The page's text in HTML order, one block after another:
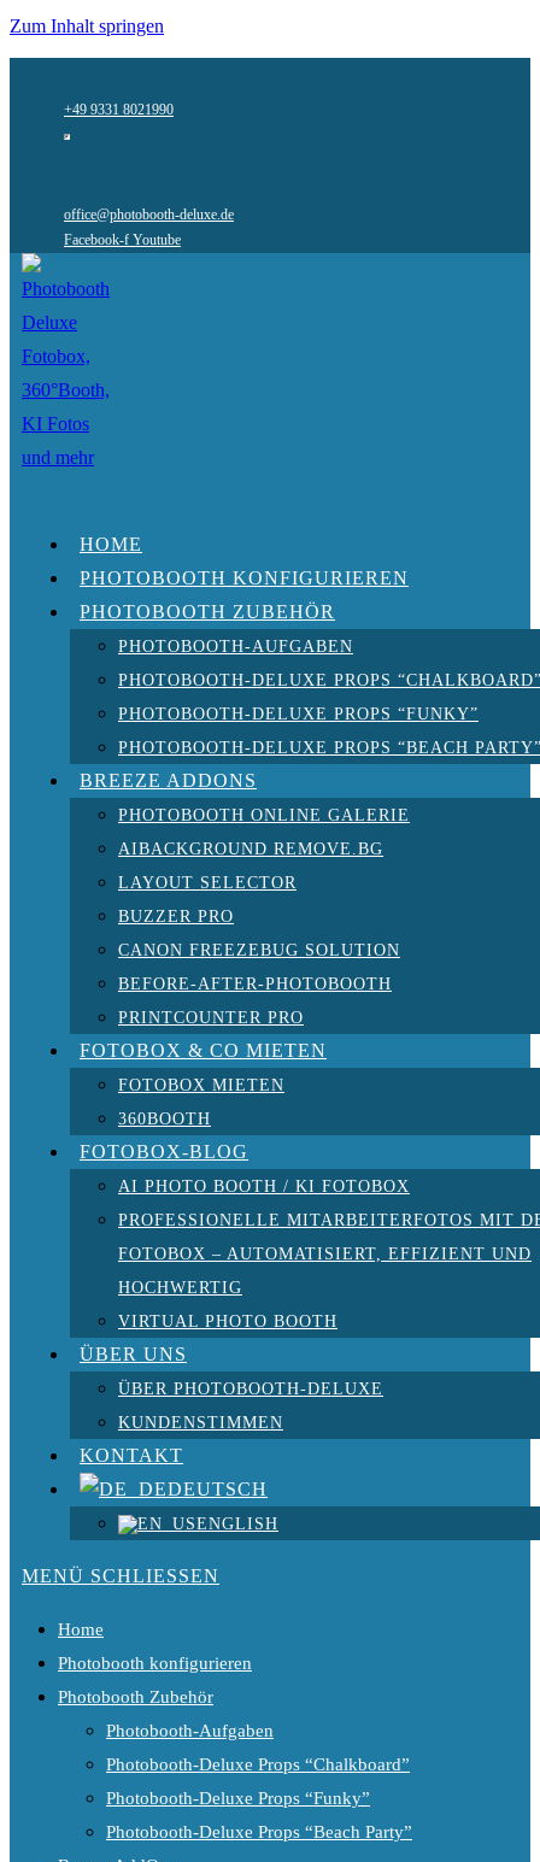
Zum Inhalt springen
+49 9331 8021990
office@photobooth-deluxe.de
Facebook-f Youtube
HOME
PHOTOBOOTH KONFIGURIEREN
PHOTOBOOTH ZUBEHÖR
PHOTOBOOTH-AUFGABEN
PHOTOBOOTH-DELUXE PROPS
PHOTOBOOTH-DELUXE PROPS “FUNKY”
PHOTOBOOTH-DELUXE PROPS “BEACH
BREEZE ADDONS
PHOTOBOOTH ONLINE GALERIE
AIBACKGROUND REMOVE.BG
LAYOUT SELECTOR
BUZZER PRO
CANON FREEZEBUG SOLUTION
BEFORE-AFTER-PHOTOBOOTH
PRINTCOUNTER PRO
FOTOBOX & CO MIETEN
FOTOBOX MIETEN
360BOOTH
FOTOBOX-BLOG
AI PHOTO BOOTH / KI FOTOBOX
PROFESSIONELLE MITARBEITERFOTOS MIT
FOTOBOX – AUTOMATISIERT, EFFIZIENT UND
HOCHWERTIG
VIRTUAL PHOTO BOOTH
ÜBER UNS
ÜBER PHOTOBOOTH-DELUXE
KUNDENSTIMMEN
KONTAKT
DEUTSCH
ENGLISH
MENÜ SCHLIESSEN
Home
Photobooth konfigurieren
Photobooth Zubehör
Photobooth-Aufgaben
Photobooth-Deluxe Props “Chalkboard”
Photobooth-Deluxe Props “Funky”
Photobooth-Deluxe Props “Beach Party”